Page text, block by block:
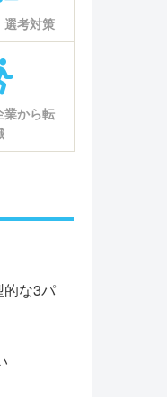
選考対策
業から転
な3パ